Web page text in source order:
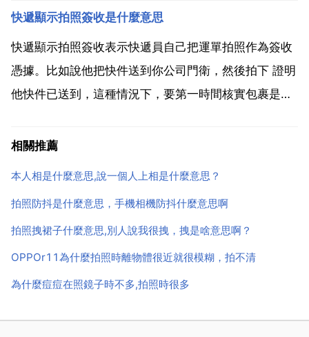
款簡單實用科學大氣的上相祕籍 左臉原則 注1 藝術家
愛左臉 什麼是 左臉原則 就是原則上要儘量多暴露自己
的...
快遞顯示拍照簽收是什麼意思
快遞顯示拍照簽收表示快遞員自己把運單拍照作為簽收
憑據。比如說他把快件送到你公司門衛，然後拍下 證明
他快件已送到，這種情況下，要第一時間核實包裹是否
立刻聯絡物流，溝通無效時應立即投訴，在短時間內處
相關推薦
本人相是什麼意思,說一個人上相是什麼意思？
拍照防抖是什麼意思，手機相機防抖什麼意思啊
拍照拽裙子什麼意思,別人說我很拽，拽是啥意思啊？
OPPOr11為什麼拍照時離物體很近就很模糊，拍不清
為什麼痘痘在照鏡子時不多,拍照時很多